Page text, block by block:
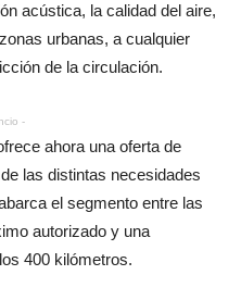
acústica, la calidad del aire,
urbanas, a cualquier
de la circulación.
-
ahora una oferta de
las distintas necesidades
el segmento entre las
autorizado y una
400 kilómetros.